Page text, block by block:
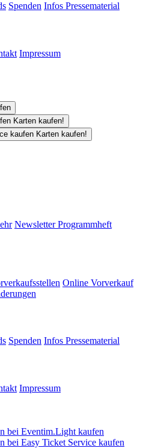
Spenden Infos Pressematerial
Impressum
Karten kaufen!
Karten kaufen!
NewsletterProgrammheft
Online Vorverkauf
Spenden Infos Pressematerial
Impressum